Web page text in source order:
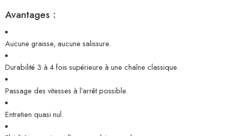
Avantages :
Aucune graisse, aucune salissure.
Durabilité 3 à 4 fois supérieure à une chaîne classique.
Passage des vitesses à l’arrêt possible.
Entretien quasi nul.